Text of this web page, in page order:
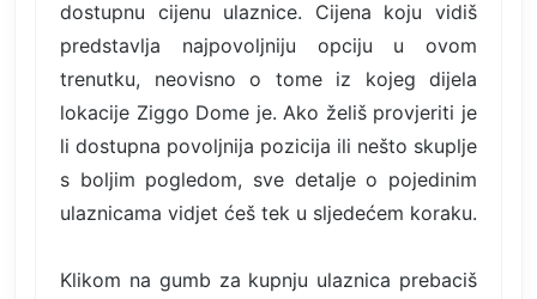
dostupnu cijenu ulaznice. Cijena koju vidiš
predstavlja najpovoljniju opciju u ovom
trenutku, neovisno o tome iz kojeg dijela
lokacije Ziggo Dome je. Ako želiš provjeriti je
li dostupna povoljnija pozicija ili nešto skuplje
s boljim pogledom, sve detalje o pojedinim
ulaznicama vidjet ćeš tek u sljedećem koraku.
Klikom na gumb za kupnju ulaznica prebaciš